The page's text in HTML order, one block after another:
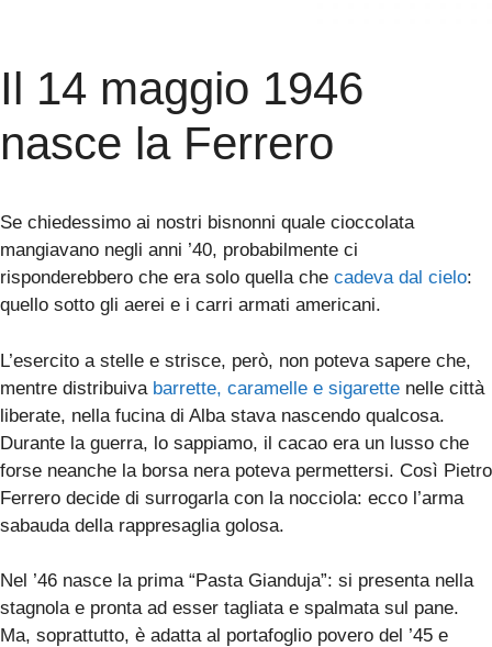
Il 14 maggio 1946
nasce la Ferrero
Se chiedessimo ai nostri bisnonni quale cioccolata
mangiavano negli anni ’40, probabilmente ci
risponderebbero che era solo quella che cadeva dal cielo:
quello sotto gli aerei e i carri armati americani.
L’esercito a stelle e strisce, però, non poteva sapere che,
mentre distribuiva barrette, caramelle e sigarette nelle città
liberate, nella fucina di Alba stava nascendo qualcosa.
Durante la guerra, lo sappiamo, il cacao era un lusso che
forse neanche la borsa nera poteva permettersi. Così Pietro
Ferrero decide di surrogarla con la nocciola: ecco l’arma
sabauda della rappresaglia golosa.
Nel ’46 nasce la prima “Pasta Gianduja”: si presenta nella
stagnola e pronta ad esser tagliata e spalmata sul pane.
Ma, soprattutto, è adatta al portafoglio povero del ’45 e